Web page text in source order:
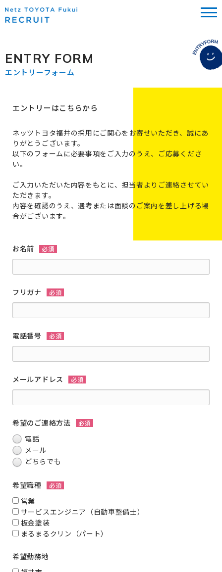
ENTRY FORM
エントリーフォーム
エントリーはこちらから
ネッツトヨタ福井の採用にご関心をお寄せいただき、誠にあ
りがとうございます。
以下のフォームに必要事項をご入力のうえ、ご応募くださ
い。
ご入力いただいた内容をもとに、担当者よりご連絡させてい
ただきます。
内容を確認のうえ、選考または面談のご案内を差し上げる場
合がございます。
お名前 必須
フリガナ 必須
電話番号 必須
メールアドレス 必須
希望のご連絡方法 必須
電話
メール
どちらでも
希望職種 必須
営業
サービスエンジニア（自動車整備士）
板金塗装
まるまるクリン（パート）
希望勤務地